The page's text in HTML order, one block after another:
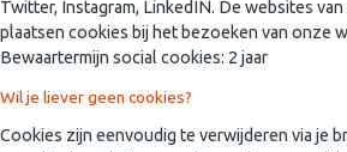
Twitter, Instagram, LinkedIN. De websites
plaatsen cookies bij het bezoeken van onze
Bewaartermijn social cookies: 2 jaar
Wil je liever geen cookies?
Cookies zijn eenvoudig te verwijderen via je